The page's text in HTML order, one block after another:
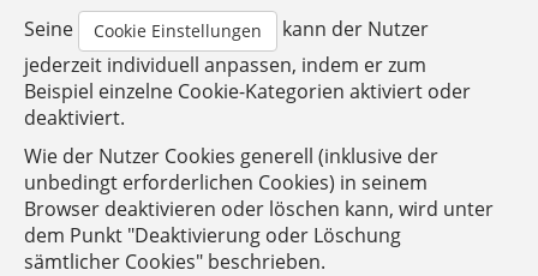
Seine
Cookie Einstellungen
kann der Nutzer
jederzeit individuell anpassen, indem er zum
Beispiel einzelne Cookie-Kategorien aktiviert oder
deaktiviert.
Wie der Nutzer Cookies generell (inklusive der
unbedingt erforderlichen Cookies) in seinem
Browser deaktivieren oder löschen kann, wird unter
dem Punkt "Deaktivierung oder Löschung
sämtlicher Cookies" beschrieben.